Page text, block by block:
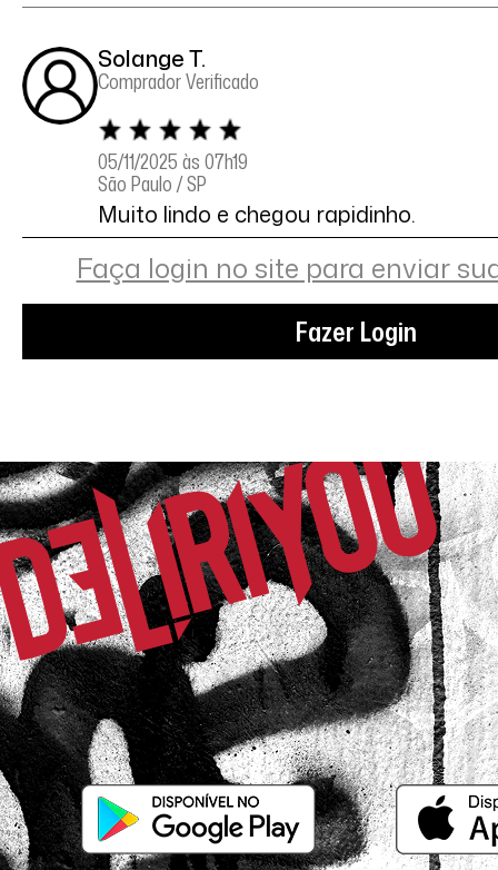
Solange T.
Comprador Verificado
05/11/2025 às 07h19
São Paulo / SP
Muito lindo e chegou rapidinho.
Amei , ficou lindo ,maravilhoso
G.
Comprador Verificado
16/10/2025 às 18h31
São Paulo / SP
O vestido é maravilhoso, fica lindo,
vontade com ele, tecido bom,
quilos, sutiã 44/46 pedi o M e ficou
Faça login no site para enviar
Fazer Login